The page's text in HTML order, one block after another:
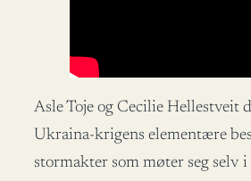
Asle Toje og Cecilie Hellestveit
Ukraina-krigens elementære
stormakter som møter seg selv i